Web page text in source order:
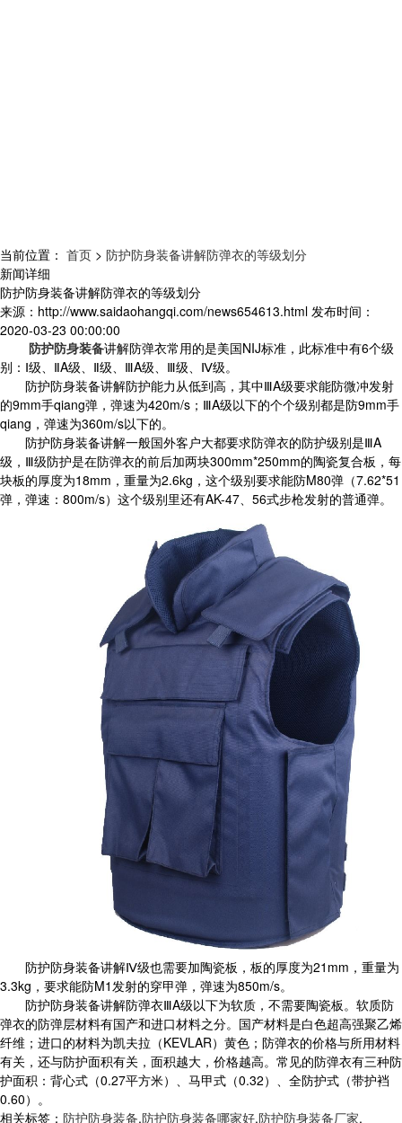
当前位置： 首页 > 防护防身装备讲解防弹衣的等级划分
新闻详细
防护防身装备讲解防弹衣的等级划分
来源： http://www.saidaohangqi.com/news654613.html 发布时间：
2020-03-23 00:00:00
防护防身装备讲解防弹衣常用的是美国NIJ标准，此标准中有6个级
别：Ⅰ级、ⅡA级、Ⅱ级、ⅢA级、Ⅲ级、Ⅳ级。
防护防身装备讲解防护能力从低到高，其中ⅢA级要求能防微冲发射
的9mm手qiang弹，弹速为420m/s；ⅢA级以下的个个级别都是防9mm手
qiang，弹速为360m/s以下的。
防护防身装备讲解一般国外客户大都要求防弹衣的防护级别是ⅢA
级，Ⅲ级防护是在防弹衣的前后加两块300mm*250mm的陶瓷复合板，每
块板的厚度为18mm，重量为2.6kg，这个级别要求能防M80弹（7.62*51
弹，弹速：800m/s）这个级别里还有AK-47、56式步枪发射的普通弹。
防护防身装备讲解Ⅳ级也需要加陶瓷板，板的厚度为21mm，重量为
3.3kg，要求能防M1发射的穿甲弹，弹速为850m/s。
防护防身装备讲解防弹衣ⅢA级以下为软质，不需要陶瓷板。软质防
弹衣的防弹层材料有国产和进口材料之分。国产材料是白色超高强聚乙烯
纤维；进口的材料为凯夫拉（KEVLAR）黄色；防弹衣的价格与所用材料
有关，还与防护面积有关，面积越大，价格越高。常见的防弹衣有三种防
护面积：背心式（0.27平方米）、马甲式（0.32）、全防护式（带护裆
0.60）。
相关标签： 防护防身装备,防护防身装备哪家好,防护防身装备厂家,